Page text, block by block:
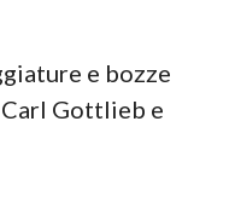
e bozze
Gottlieb e